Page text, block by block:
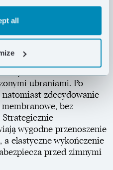
all wysiłku. W trakcie
organizm produkuje
by odczuwać komfort
mimo że przemoknie
wychłodzeniem
ubraniami. Po
zdecydowanie
bez
wygodne przenoszenie
elastyczne wykończenie
przed zimnymi